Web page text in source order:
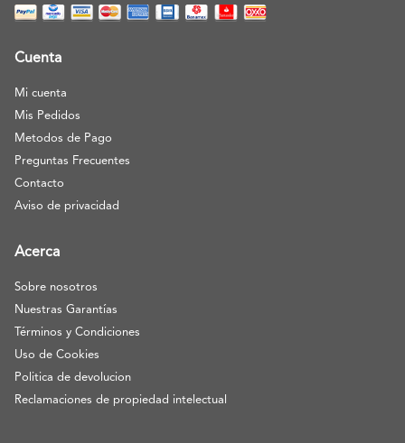
Cuenta
Mi cuenta
Mis Pedidos
Metodos de Pago
Preguntas Frecuentes
Contacto
Aviso de privacidad
Acerca
Sobre nosotros
Nuestras Garantías
Términos y Condiciones
Uso de Cookies
Politica de devolucion
Reclamaciones de propiedad intelectual